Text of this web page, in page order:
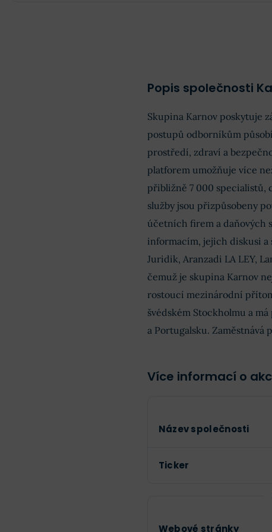
0,073 SEK
Popis společnosti
Skupina Karnov poskytuje
postupů odborníkům
prostředí, zdraví a
platforem umožňuje více
přibližně 7 000 specialistů,
služby jsou přizpůsobeny
účetních firem a daňových
informacím, jejich diskusi a
Juridik, Aranzadi LA LEY,
čemuž je skupina Karnov
rostoucí mezinárodní
švédském Stockholmu a
a Portugalsku. Zaměstnává
Více informací o
Název společnosti
Ticker
Webové stránky